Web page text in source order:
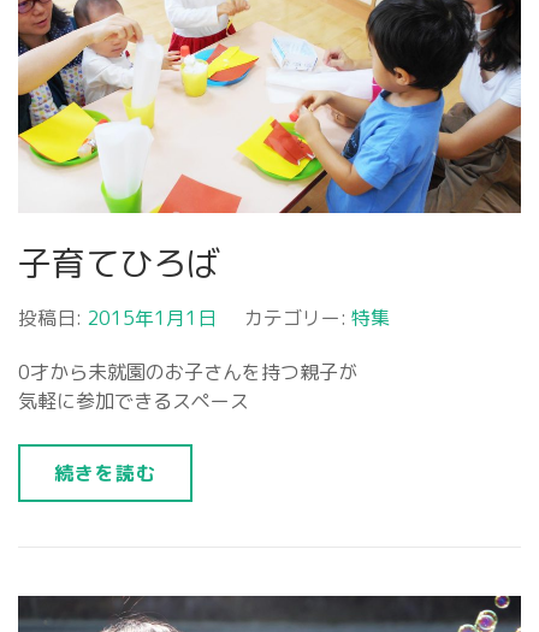
子育てひろば
投稿日: 2015年1月1日 カテゴリー: 特集
0才から未就園のお子さんを持つ親子が
気軽に参加できるスペース
続きを読む